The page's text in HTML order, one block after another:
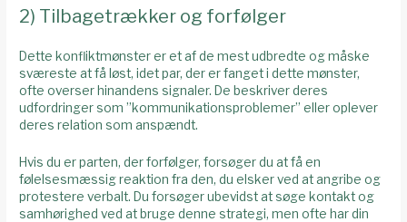
2) Tilbagetrækker og forfølger
Dette konfliktmønster er et af de mest udbredte og måske
sværeste at få løst, idet par, der er fanget i dette mønster,
ofte overser hinandens signaler. De beskriver deres
udfordringer som ”kommunikationsproblemer” eller oplever
deres relation som anspændt.
Hvis du er parten, der forfølger, forsøger du at få en
følelsesmæssig reaktion fra den, du elsker ved at angribe og
protestere verbalt. Du forsøger ubevidst at søge kontakt og
samhørighed ved at bruge denne strategi, men ofte har din